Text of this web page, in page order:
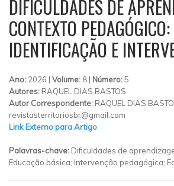
DIFICULDADES DE
CONTEXTO
IDENTIFICAÇÃO E
Ano: 2026 | Volume: 8 | Número:5
Autores: RAQUEL DIAS BASTOS
Autor Correspondente: RAQUEL DIAS
revistasterritoriosbr@gmail.com
Link Externo para Artigo
Palavras-chave: Dificuldades de
Educação básica; Intervenção pedagógica;